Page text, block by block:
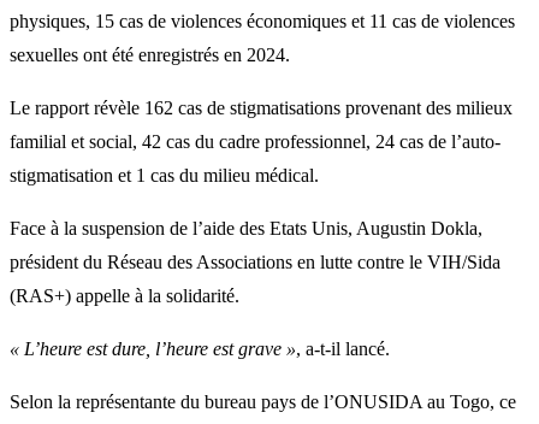
physiques, 15 cas de violences économiques et 11 cas de violences
sexuelles ont été enregistrés en 2024.
Le rapport révèle 162 cas de stigmatisations provenant des milieux
familial et social, 42 cas du cadre professionnel, 24 cas de l’auto-
stigmatisation et 1 cas du milieu médical.
Face à la suspension de l’aide des Etats Unis, Augustin Dokla,
président du Réseau des Associations en lutte contre le VIH/Sida
(RAS+) appelle à la solidarité.
« L’heure est dure, l’heure est grave », a-t-il lancé.
Selon la représentante du bureau pays de l’ONUSIDA au Togo, ce